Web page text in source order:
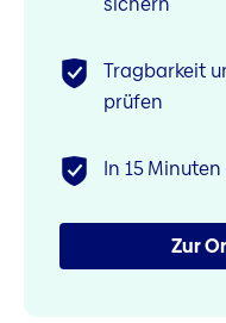
Tragbarkeit
prüfen
In 15
Zur